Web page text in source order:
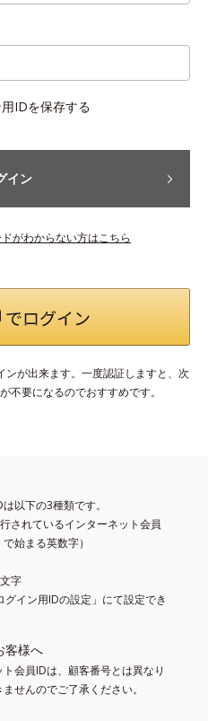
IDを保存する
イン
がわからない方はこちら
が出来ます。一度認証しますと、次
不要になるのでおすすめです。
以下の3種類です。
されているインターネット会員
始まる英数字）
字
イン用IDの設定」にて設定でき
客様へ
会員IDは、顧客番号とは異なり
せんのでご了承ください。